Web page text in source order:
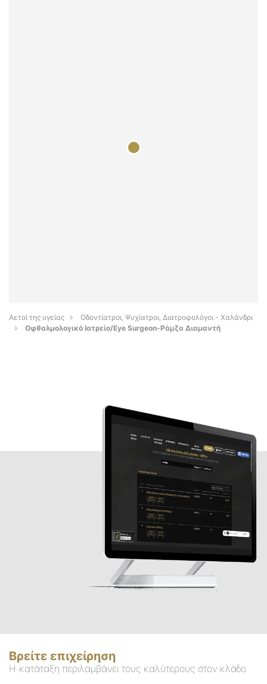
Αετοί της υγείας
Οδοντίατροι, Ψυχίατροι, Διατροφολόγοι - Χαλάνδρι
Οφθαλμολογικό Ιατρείο/Eye Surgeon-Ράμζα Διαμαντή
Βρείτε επιχείρηση
Η κατάταξη περιλαμβάνει τους καλύτερους στον κλάδο